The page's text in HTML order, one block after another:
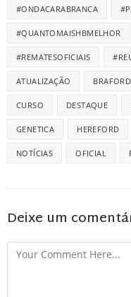
#ONDACARABRANCA
#QUANTOMAISHBMELHOR
#REMATESOFICIAIS
ATUALIZAÇÃO BRAFORD
CURSO DESTAQUE
GENETICA HEREFORD
NOTÍCIAS OFICIAL
Deixe um